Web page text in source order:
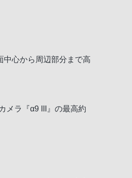
中心から周辺部分まで高
メラ『α9 III』の最高約